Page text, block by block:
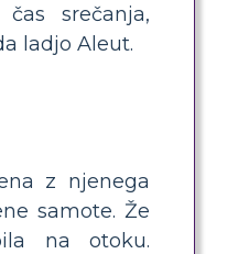
srečanja,
ladjo Aleut.
z njenega
samote. Že
na otoku.